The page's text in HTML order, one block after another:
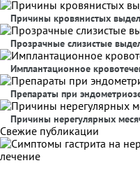
Причины кровянистых
Прозрачные слизистые
Имплантационное
Препараты при
Причины нерегулярных
Свежие публикации